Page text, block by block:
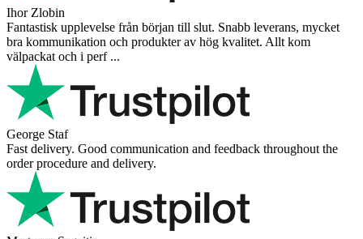
Ihor Zlobin
Fantastisk upplevelse från början till slut. Snabb leverans, mycket
bra kommunikation och produkter av hög kvalitet. Allt kom
välpackat och i perf ...
George Staf
Fast delivery. Good communication and feedback throughout the
order procedure and delivery.